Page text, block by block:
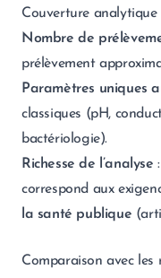
Couverture analytique
Nombre de
prélèvement
Paramètres uniques
classiques (pH,
bactériologie).
Richesse de l’analyse
correspond aux
la santé publique
Comparaison avec